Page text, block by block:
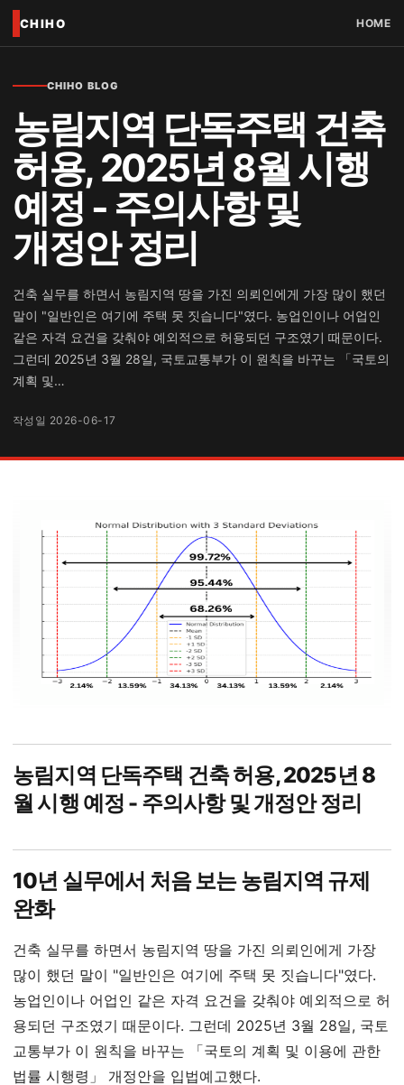
CHIHO HOME
CHIHO BLOG
농림지역 단독주택 건축
허용, 2025년 8월 시행
예정 - 주의사항 및
개정안 정리
건축 실무를 하면서 농림지역 땅을 가진 의뢰인에게 가장 많이 했던
말이 "일반인은 여기에 주택 못 짓습니다"였다. 농업인이나 어업인
같은 자격 요건을 갖춰야 예외적으로 허용되던 구조였기 때문이다.
그런데 2025년 3월 28일, 국토교통부가 이 원칙을 바꾸는 「국토의
계획 및…
작성일 2026-06-17
농림지역 단독주택 건축 허용, 2025년 8
월 시행 예정 - 주의사항 및 개정안 정리
10년 실무에서 처음 보는 농림지역 규제
완화
건축 실무를 하면서 농림지역 땅을 가진 의뢰인에게 가장
많이 했던 말이 "일반인은 여기에 주택 못 짓습니다"였다.
농업인이나 어업인 같은 자격 요건을 갖춰야 예외적으로 허
용되던 구조였기 때문이다. 그런데 2025년 3월 28일, 국토
교통부가 이 원칙을 바꾸는 「국토의 계획 및 이용에 관한
법률 시행령」 개정안을 입법예고했다.